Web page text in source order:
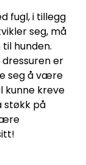
fugl, i tillegg
seg, må
hunden.
er
seg å være
kunne kreve
støkk på